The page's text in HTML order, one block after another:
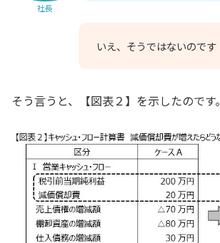
社長
いえ、そうではないのです
そう言うと、【図表２】を示したのです。